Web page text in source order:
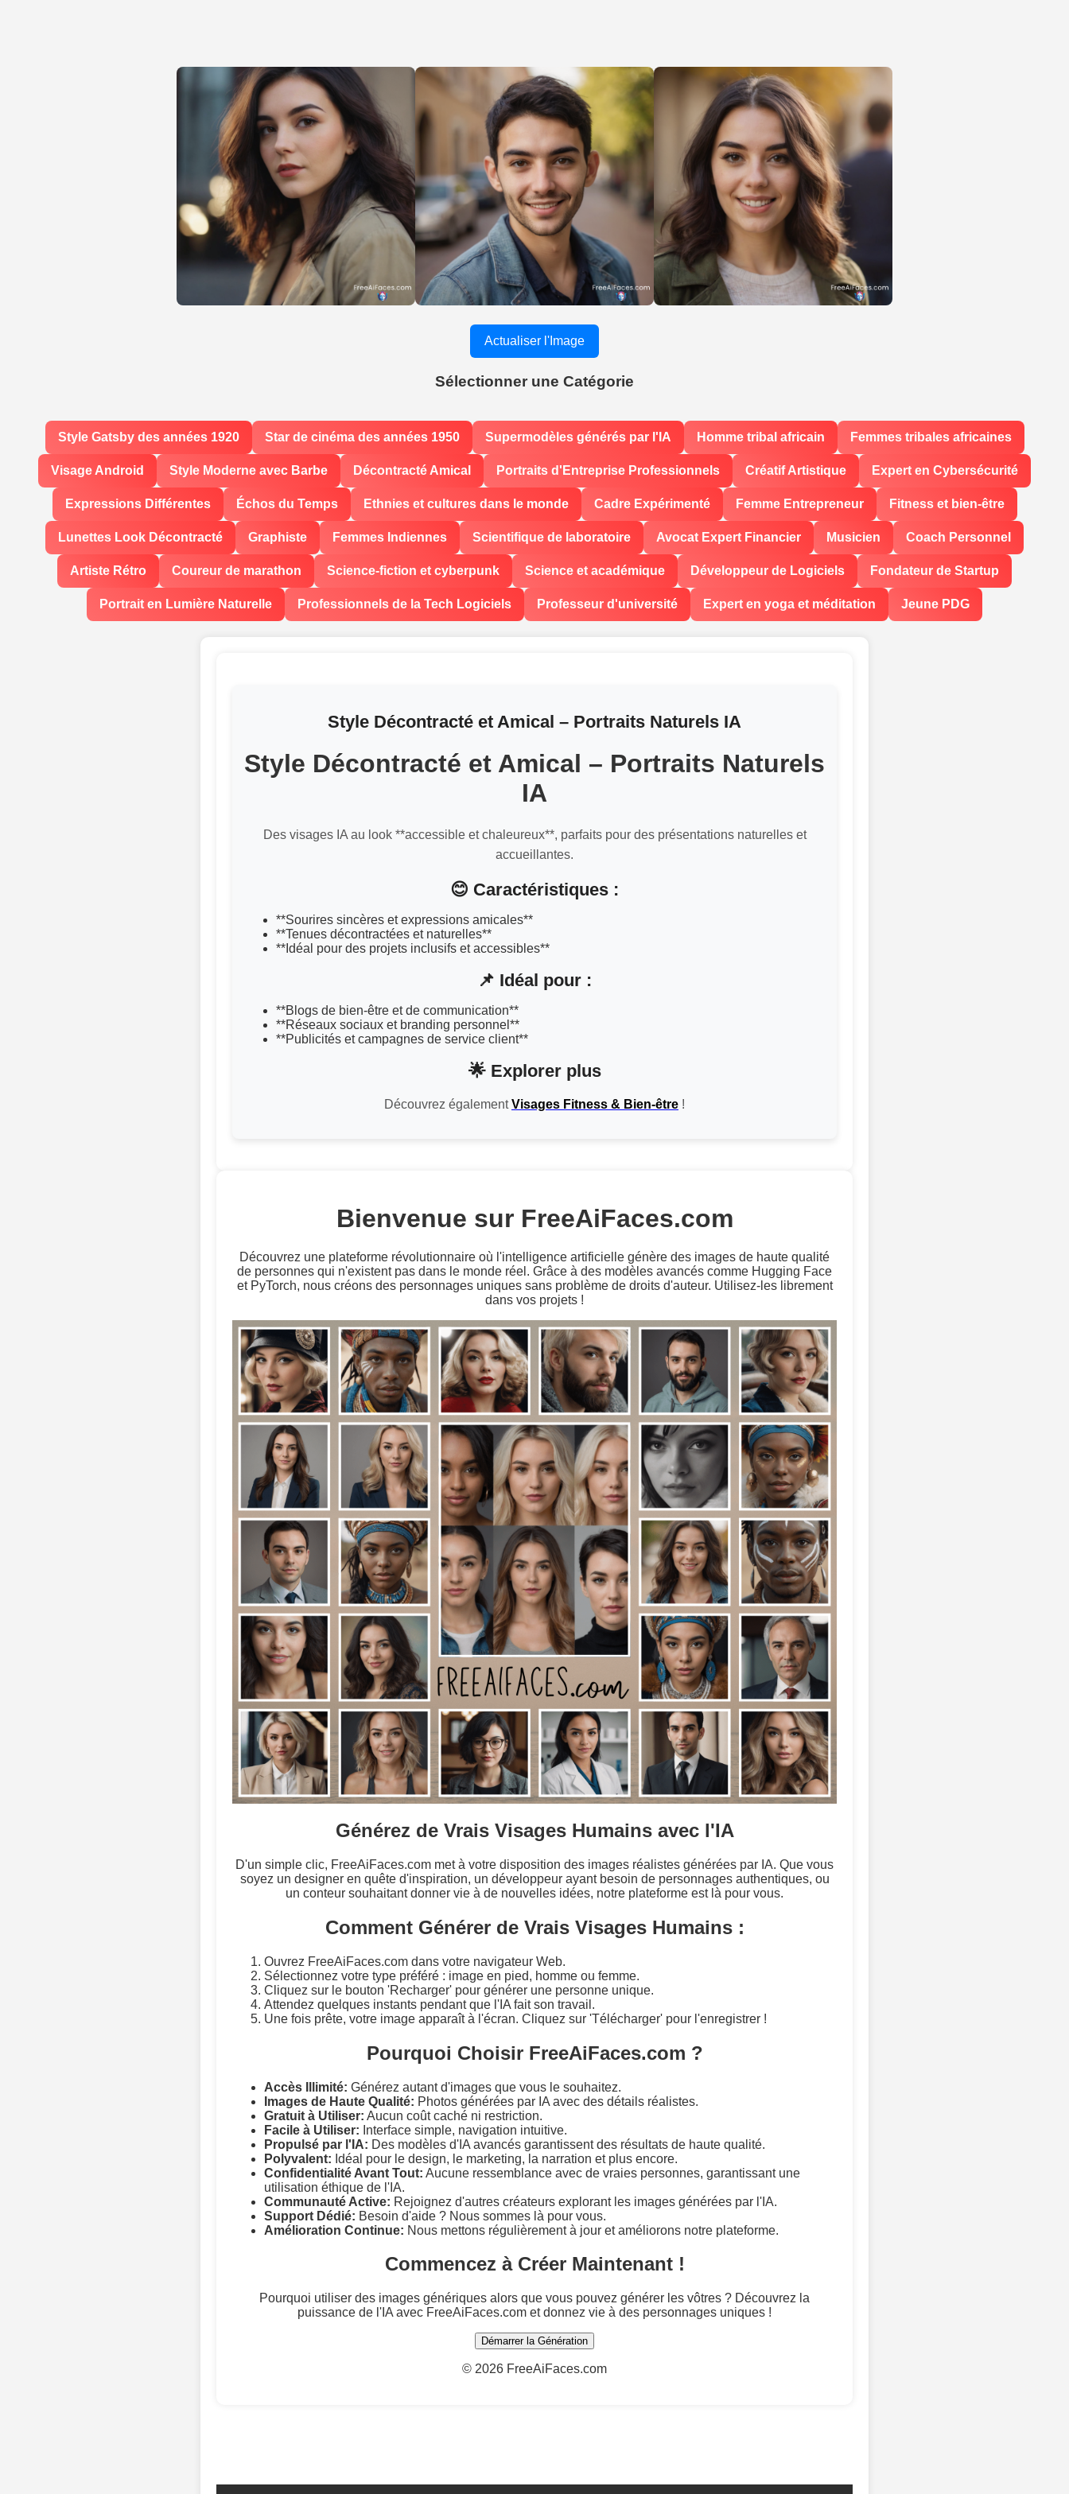
Actualiser l'Image
Sélectionner une Catégorie
Style Gatsby des années 1920 Star de cinéma des années 1950 Supermodèles générés par l'IA Homme tribal africain Femmes tribales africaines
Visage Android Style Moderne avec Barbe Décontracté Amical Portraits d'Entreprise Professionnels Créatif Artistique Expert en Cybersécurité
Expressions Différentes Échos du Temps Ethnies et cultures dans le monde Cadre Expérimenté Femme Entrepreneur Fitness et bien-être
Lunettes Look Décontracté Graphiste Femmes Indiennes Scientifique de laboratoire Avocat Expert Financier Musicien Coach Personnel
Artiste Rétro Coureur de marathon Science-fiction et cyberpunk Science et académique Développeur de Logiciels Fondateur de Startup
Portrait en Lumière Naturelle Professionnels de la Tech Logiciels Professeur d'université Expert en yoga et méditation Jeune PDG
Style Décontracté et Amical – Portraits Naturels IA
Style Décontracté et Amical – Portraits Naturels
IA
Des visages IA au look **accessible et chaleureux**, parfaits pour des présentations naturelles et
accueillantes.
😊 Caractéristiques :
**Sourires sincères et expressions amicales**
**Tenues décontractées et naturelles**
**Idéal pour des projets inclusifs et accessibles**
📌 Idéal pour :
**Blogs de bien-être et de communication**
**Réseaux sociaux et branding personnel**
**Publicités et campagnes de service client**
🌟 Explorer plus
Découvrez égalementVisages Fitness & Bien-être !
Bienvenue sur FreeAiFaces.com
Découvrez une plateforme révolutionnaire où l'intelligence artificielle génère des images de haute qualité
de personnes qui n'existent pas dans le monde réel. Grâce à des modèles avancés comme Hugging Face
et PyTorch, nous créons des personnages uniques sans problème de droits d'auteur. Utilisez-les librement
dans vos projets !
Générez de Vrais Visages Humains avec l'IA
D'un simple clic, FreeAiFaces.com met à votre disposition des images réalistes générées par IA. Que vous
soyez un designer en quête d'inspiration, un développeur ayant besoin de personnages authentiques, ou
un conteur souhaitant donner vie à de nouvelles idées, notre plateforme est là pour vous.
Comment Générer de Vrais Visages Humains :
Ouvrez FreeAiFaces.com dans votre navigateur Web.
Sélectionnez votre type préféré : image en pied, homme ou femme.
Cliquez sur le bouton 'Recharger' pour générer une personne unique.
Attendez quelques instants pendant que l'IA fait son travail.
Une fois prête, votre image apparaît à l'écran. Cliquez sur 'Télécharger' pour l'enregistrer !
Pourquoi Choisir FreeAiFaces.com ?
Accès Illimité: Générez autant d'images que vous le souhaitez.
Images de Haute Qualité: Photos générées par IA avec des détails réalistes.
Gratuit à Utiliser: Aucun coût caché ni restriction.
Facile à Utiliser: Interface simple, navigation intuitive.
Propulsé par l'IA: Des modèles d'IA avancés garantissent des résultats de haute qualité.
Polyvalent: Idéal pour le design, le marketing, la narration et plus encore.
Confidentialité Avant Tout: Aucune ressemblance avec de vraies personnes, garantissant une
utilisation éthique de l'IA.
Communauté Active: Rejoignez d'autres créateurs explorant les images générées par l'IA.
Support Dédié: Besoin d'aide ? Nous sommes là pour vous.
Amélioration Continue: Nous mettons régulièrement à jour et améliorons notre plateforme.
Commencez à Créer Maintenant !
Pourquoi utiliser des images génériques alors que vous pouvez générer les vôtres ? Découvrez la
puissance de l'IA avec FreeAiFaces.com et donnez vie à des personnages uniques !
Démarrer la Génération
© 2026 FreeAiFaces.com